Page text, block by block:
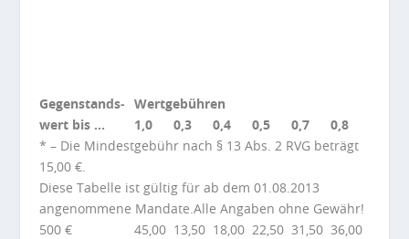
Gegenstands­
wert bis …
Wertgebühren
1,0
0,3 0,4 0,5 0,7
0,8
* – Die Mindestgebühr nach § 13 Abs. 2 RVG beträgt
15,00 €.
Diese Tabelle ist gültig für ab dem 01.08.2013
angenommene Mandate.Alle Angaben ohne Gewähr!
500 €
45,00 13,50 18,00 22,50 31,50 36,00